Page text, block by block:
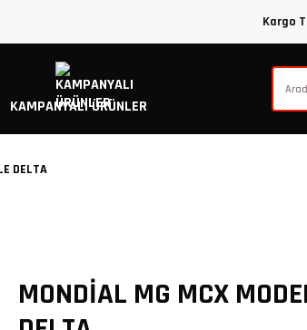
Kargo
KAMPANYALI ÜRÜNLER
DELTA
MONDİAL MG MCX